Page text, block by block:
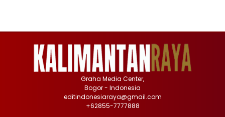
Graha Media Center,
Bogor - Indonesia
editindonesiaraya@gmail.com
+62855-7777888